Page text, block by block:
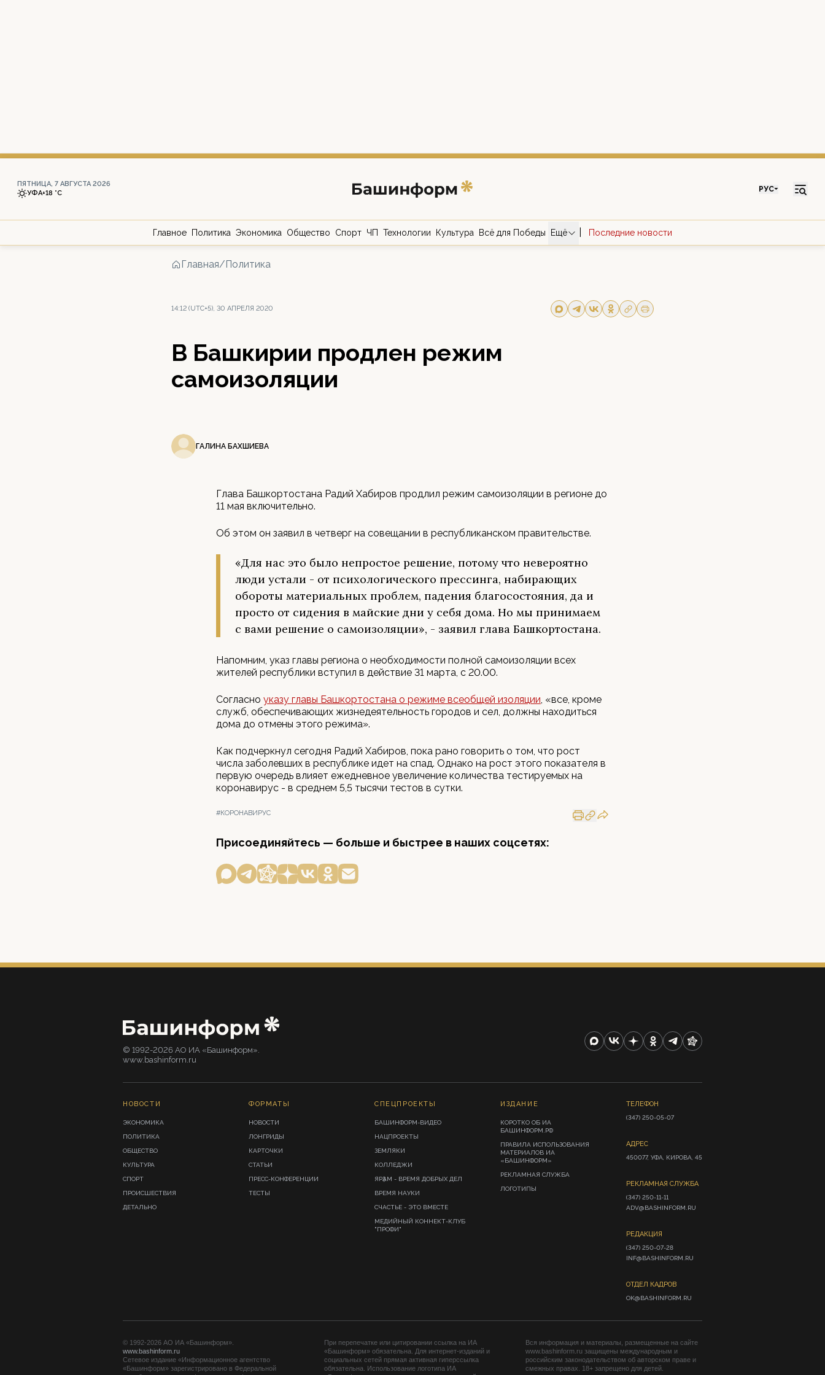
ПЯТНИЦА, 7 АВГУСТА 2026
УФА+18 °С РУС
Главное Политика Экономика Общество Спорт ЧП Технологии Культура Всё для Победы Ещё Последние новости
Главная/Политика
14:12 (UTC+5), 30 АПРЕЛЯ 2020
В Башкирии продлен режим
самоизоляции
ГАЛИНА БАХШИЕВА
Глава Башкортостана Радий Хабиров продлил режим самоизоляции в регионе до
11 мая включительно.
Об этом он заявил в четверг на совещании в республиканском правительстве.
«Для нас это было непростое решение, потому что невероятно
люди устали - от психологического прессинга, набирающих
обороты материальных проблем, падения благосостояния, да и
просто от сидения в майские дни у себя дома. Но мы принимаем
с вами решение о самоизоляции», - заявил глава Башкортостана.
Напомним, указ главы региона о необходимости полной самоизоляции всех
жителей республики вступил в действие 31 марта, с 20.00.
Согласно указу главы Башкортостана о режиме всеобщей изоляции, «все, кроме
служб, обеспечивающих жизнедеятельность городов и сел, должны находиться
дома до отмены этого режима».
Как подчеркнул сегодня Радий Хабиров, пока рано говорить о том, что рост
числа заболевших в республике идет на спад. Однако на рост этого показателя в
первую очередь влияет ежедневное увеличение количества тестируемых на
коронавирус - в среднем 5,5 тысячи тестов в сутки.
#КОРОНАВИРУС
Присоединяйтесь — больше и быстрее в наших соцсетях:
© 1992-2026 АО ИА «Башинформ».
www.bashinform.ru
НОВОСТИ
ЭКОНОМИКА
ПОЛИТИКА
ОБЩЕСТВО
КУЛЬТУРА
СПОРТ
ПРОИСШЕСТВИЯ
ДЕТАЛЬНО
ФОРМАТЫ
НОВОСТИ
ЛОНГРИДЫ
КАРТОЧКИ
СТАТЬИ
ПРЕСС-КОНФЕРЕНЦИИ
ТЕСТЫ
СПЕЦПРОЕКТЫ
БАШИНФОРМ-ВИДЕО
НАЦПРОЕКТЫ
ЗЕМЛЯКИ
КОЛЛЕДЖИ
ЯРҘАМ - ВРЕМЯ ДОБРЫХ ДЕЛ
ВРЕМЯ НАУКИ
СЧАСТЬЕ - ЭТО ВМЕСТЕ
МЕДИЙНЫЙ КОННЕКТ-КЛУБ
"ПРОФИ"
ИЗДАНИЕ
КОРОТКО ОБ ИА
БАШИНФОРМ.РФ
ПРАВИЛА ИСПОЛЬЗОВАНИЯ
МАТЕРИАЛОВ ИА
«БАШИНФОРМ»
РЕКЛАМНАЯ СЛУЖБА
ЛОГОТИПЫ
ТЕЛЕФОН
(347) 250-05-07
АДРЕС
450077, УФА, КИРОВА, 45
РЕКЛАМНАЯ СЛУЖБА
(347) 250-11-11
ADV@BASHINFORM.RU
РЕДАКЦИЯ
(347) 250-07-28
INF@BASHINFORM.RU
ОТДЕЛ КАДРОВ
OK@BASHINFORM.RU
© 1992-2026 АО ИА «Башинформ».
www.bashinform.ru
Сетевое издание «Информационное агентство
«Башинформ» зарегистрировано в Федеральной
При перепечатке или цитировании ссылка на ИА
«Башинформ» обязательна. Для интернет-изданий и
социальных сетей прямая активная гиперссылка
обязательна. Использование логотипа ИА
Вся информация и материалы, размещенные на сайте
www.bashinform.ru защищены международным и
российским законодательством об авторском праве и
смежных правах. 18+ запрещено для детей.